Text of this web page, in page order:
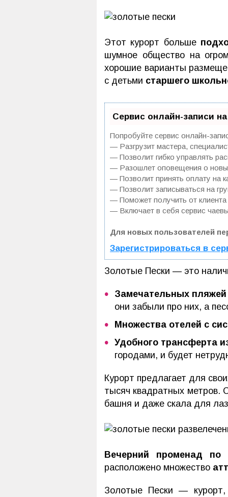
Этот курорт больше
шумное общество на
хорошие варианты
с детьми старшего
Сервис онлайн-записи
Попробуйте сервис онлайн-
— Разгрузит мастера,
— Позволит гибко управлять
— Разошлет оповещения о
— Позволит принять оплату на
— Позволит записываться на
— Поможет получить от клиента
— Включает в себя сервис
Для новых пользователей
Зарегистрироваться в
Золотые Пески — это
Замечательных
они забыли про них, а
Множества отелей с
Удобного трансферта
городами, и будет
Курорт предлагает для
тысяч квадратных метров.
башня и даже скала для
Вечерний променад по
расположено множество
Золотые Пески — курорт,